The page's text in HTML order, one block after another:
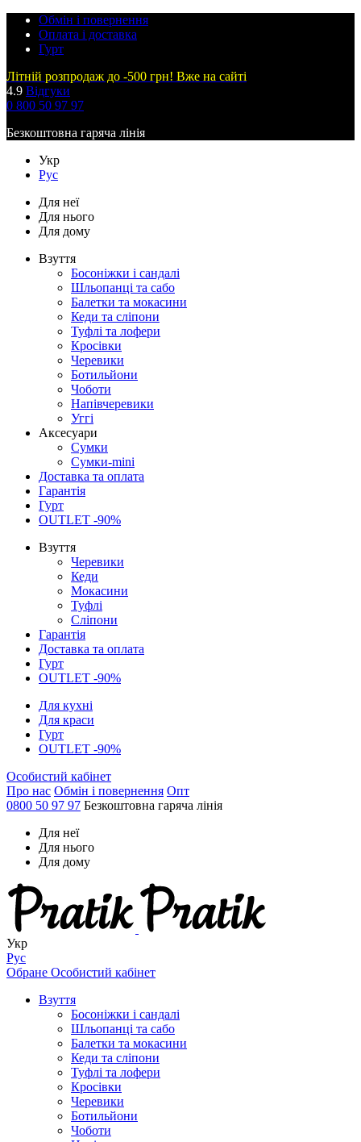
Обмін і повернення
Оплата і доставка
Гурт
Літній розпродаж до -500 грн! Вже на сайті
4.9 Відгуки
0 800 50 97 97
Безкоштовна гаряча лінія
Укр
Рус
Для неї
Для нього
Для дому
Взуття
Босоніжки і сандалі
Шльопанці та сабо
Балетки та мокасини
Кеди та сліпони
Туфлі та лофери
Кросівки
Черевики
Ботильйони
Чоботи
Напівчеревики
Уггі
Аксесуари
Сумки
Сумки-mini
Доставка та оплата
Гарантія
Гурт
OUTLET -90%
Взуття
Черевики
Кеди
Мокасини
Туфлі
Сліпони
Гарантія
Доставка та оплата
Гурт
OUTLET -90%
Для кухні
Для краси
Гурт
OUTLET -90%
Особистий кабінет
Про нас Обмін і повернення Опт
0800 50 97 97 Безкоштовна гаряча лінія
Для неї
Для нього
Для дому
Укр
Рус
Обране Особистий кабінет
Взуття
Босоніжки і сандалі
Шльопанці та сабо
Балетки та мокасини
Кеди та сліпони
Туфлі та лофери
Кросівки
Черевики
Ботильйони
Чоботи